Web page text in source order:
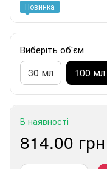
Новинка
Виберіть об'єм
30 мл 100 мл
В наявності
814.00 грн